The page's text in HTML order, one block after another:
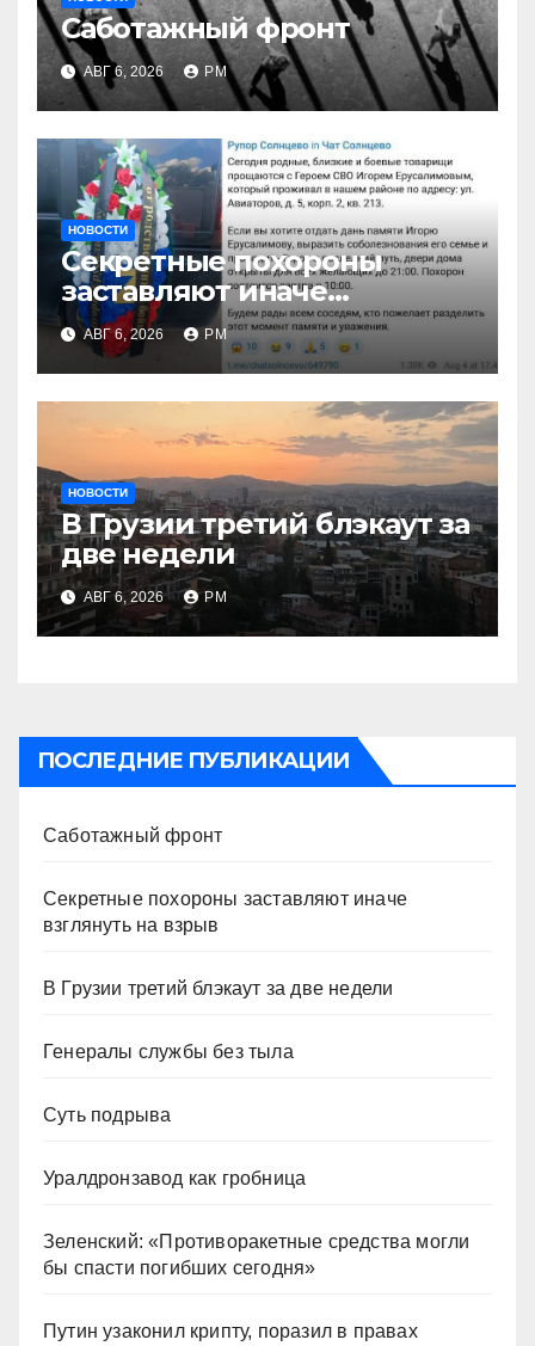
Саботажный фронт
АВГ 6, 2026 РМ
НОВОСТИ
Секретные похороны
заставляют иначе
взглянуть на взрыв
АВГ 6, 2026 РМ
НОВОСТИ
В Грузии третий блэкаут за
две недели
АВГ 6, 2026 РМ
ПОСЛЕДНИЕ ПУБЛИКАЦИИ
Саботажный фронт
Секретные похороны заставляют иначе
взглянуть на взрыв
В Грузии третий блэкаут за две недели
Генералы службы без тыла
Суть подрыва
Уралдронзавод как гробница
Зеленский: «Противоракетные средства могли
бы спасти погибших сегодня»
Путин узаконил крипту, поразил в правах